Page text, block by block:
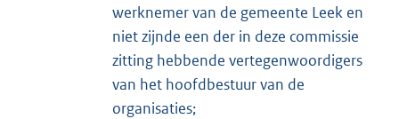
werknemer van de gemeente Leek en
niet zijnde een der in deze commissie
zitting hebbende vertegenwoordigers
van het hoofdbestuur van de
organisaties;